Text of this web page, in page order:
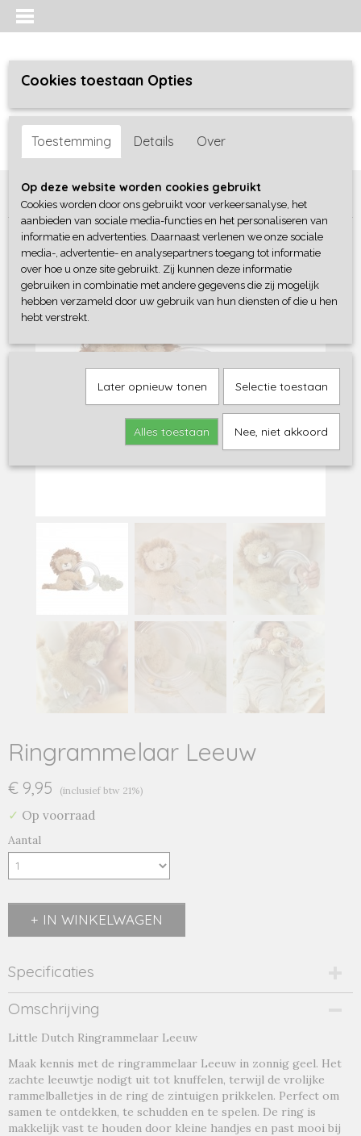
Inloggen Registreren
Home >Baby lifestyle>Rammelaars / Bijtringen
Ringrammelaar Leeuw
Ringrammelaar Leeuw
€ 9,95 (inclusief btw 21%)
✓ Op voorraad
Aantal
IN WINKELWAGEN
Specificaties
Productcode
leeuw-3
Productcode leverancier
Omschrijving
Little Dutch Ringrammelaar Leeuw
Maak kennis met de ringrammelaar Leeuw in zonnig geel. Het
zachte leeuwtje nodigt uit tot knuffelen, terwijl de vrolijke
rammelballetjes in de ring de zintuigen prikkelen. Perfect om
samen te ontdekken, te schudden en te spelen. De ring is
makkelijk vast te houden door kleine handjes en past mooi bij
Cookies toestaan Opties
Toestemming Details Over
Op deze website worden cookies gebruikt
Cookies worden door ons gebruikt voor verkeersanalyse, het
aanbieden van sociale media-functies en het personaliseren van
informatie en advertenties. Daarnaast verlenen we onze sociale
media-, advertentie- en analysepartners toegang tot informatie
over hoe u onze site gebruikt. Zij kunnen deze informatie
gebruiken in combinatie met andere gegevens die zij mogelijk
hebben verzameld door uw gebruik van hun diensten of die u hen
hebt verstrekt.
Later opnieuw tonen Selectie toestaan
Alles toestaan Nee, niet akkoord